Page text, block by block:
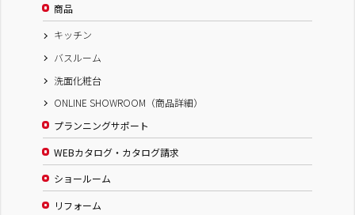
商品
キッチン
バスルーム
洗面化粧台
ONLINE SHOWROOM（商品詳細）
プランニングサポート
WEBカタログ・カタログ請求
ショールーム
リフォーム